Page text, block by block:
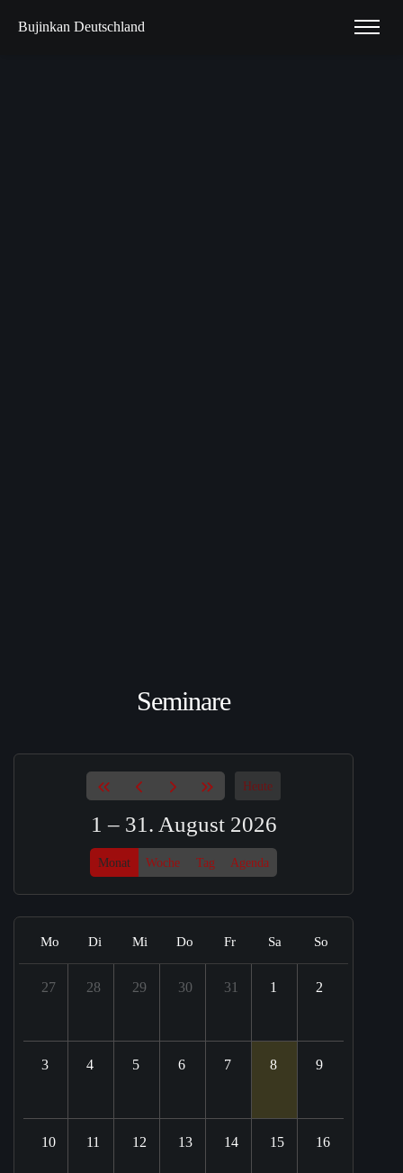
Bujinkan Deutschland
Seminare
Heute
1 – 31. August 2026
Monat Woche Tag Agenda
Mo Di Mi Do Fr Sa So
27 28 29 30 31 1 2
3 4 5 6 7 8 9
10 11 12 13 14 15 16